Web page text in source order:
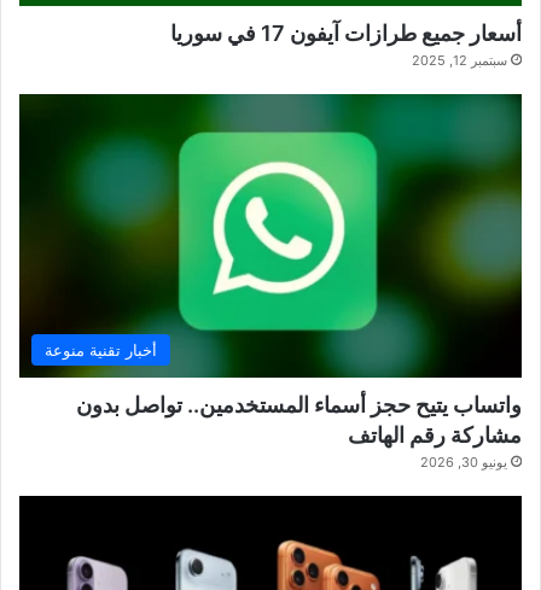
أسعار جميع طرازات آيفون 17 في سوريا
سبتمبر 12, 2025
أخبار تقنية منوعة
واتساب يتيح حجز أسماء المستخدمين.. تواصل بدون
مشاركة رقم الهاتف
يونيو 30, 2026